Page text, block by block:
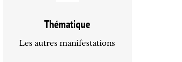
Thématique
Les autres manifestations